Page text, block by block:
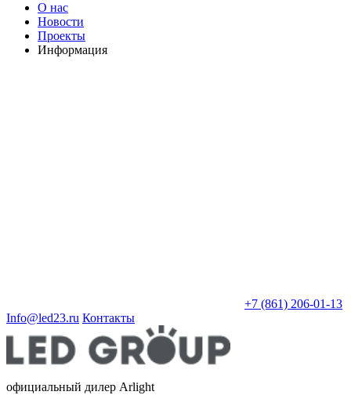
О нас
Новости
Проекты
Информация
+7 (861) 206-01-13
Info@led23.ru Контакты
официальный дилер Arlight